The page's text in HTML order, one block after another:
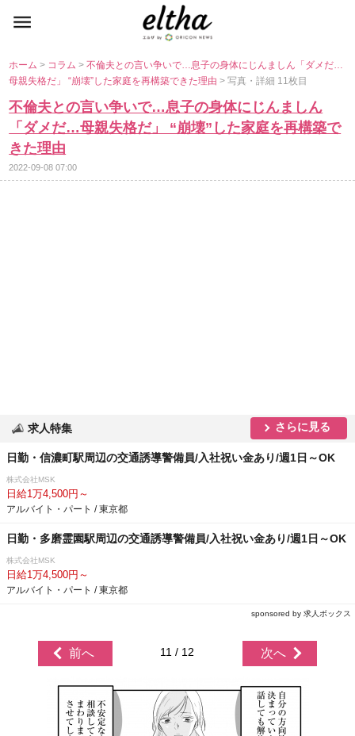
ホーム> コラム>不倫夫との言い争いで…息子の身体にじんましん「ダメだ…
母親失格だ」 “崩壊”した家庭を再構築できた理由> 写真・詳細 11枚目
不倫夫との言い争いで…息子の身体にじんましん
「ダメだ…母親失格だ」 “崩壊”した家庭を再構築で
きた理由
2022-09-08 07:00
求人特集 さらに見る
日勤・信濃町駅周辺の交通誘導警備員/入社祝い金あり/週1日～OK
株式会社MSK
日給1万4,500円～
アルバイト・パート / 東京都
日勤・多磨霊園駅周辺の交通誘導警備員/入社祝い金あり/週1日～OK
株式会社MSK
日給1万4,500円～
アルバイト・パート / 東京都
sponsored by 求人ボックス
前へ 11 / 12 次へ